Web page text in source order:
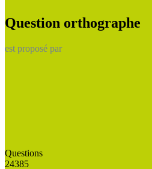
Question orthographe
est proposé par
Questions
24385